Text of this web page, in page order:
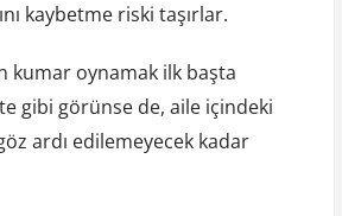
kaybetme riski taşırlar.
kumar oynamak ilk başta
gibi görünse de, aile içindeki
göz ardı edilemeyecek kadar